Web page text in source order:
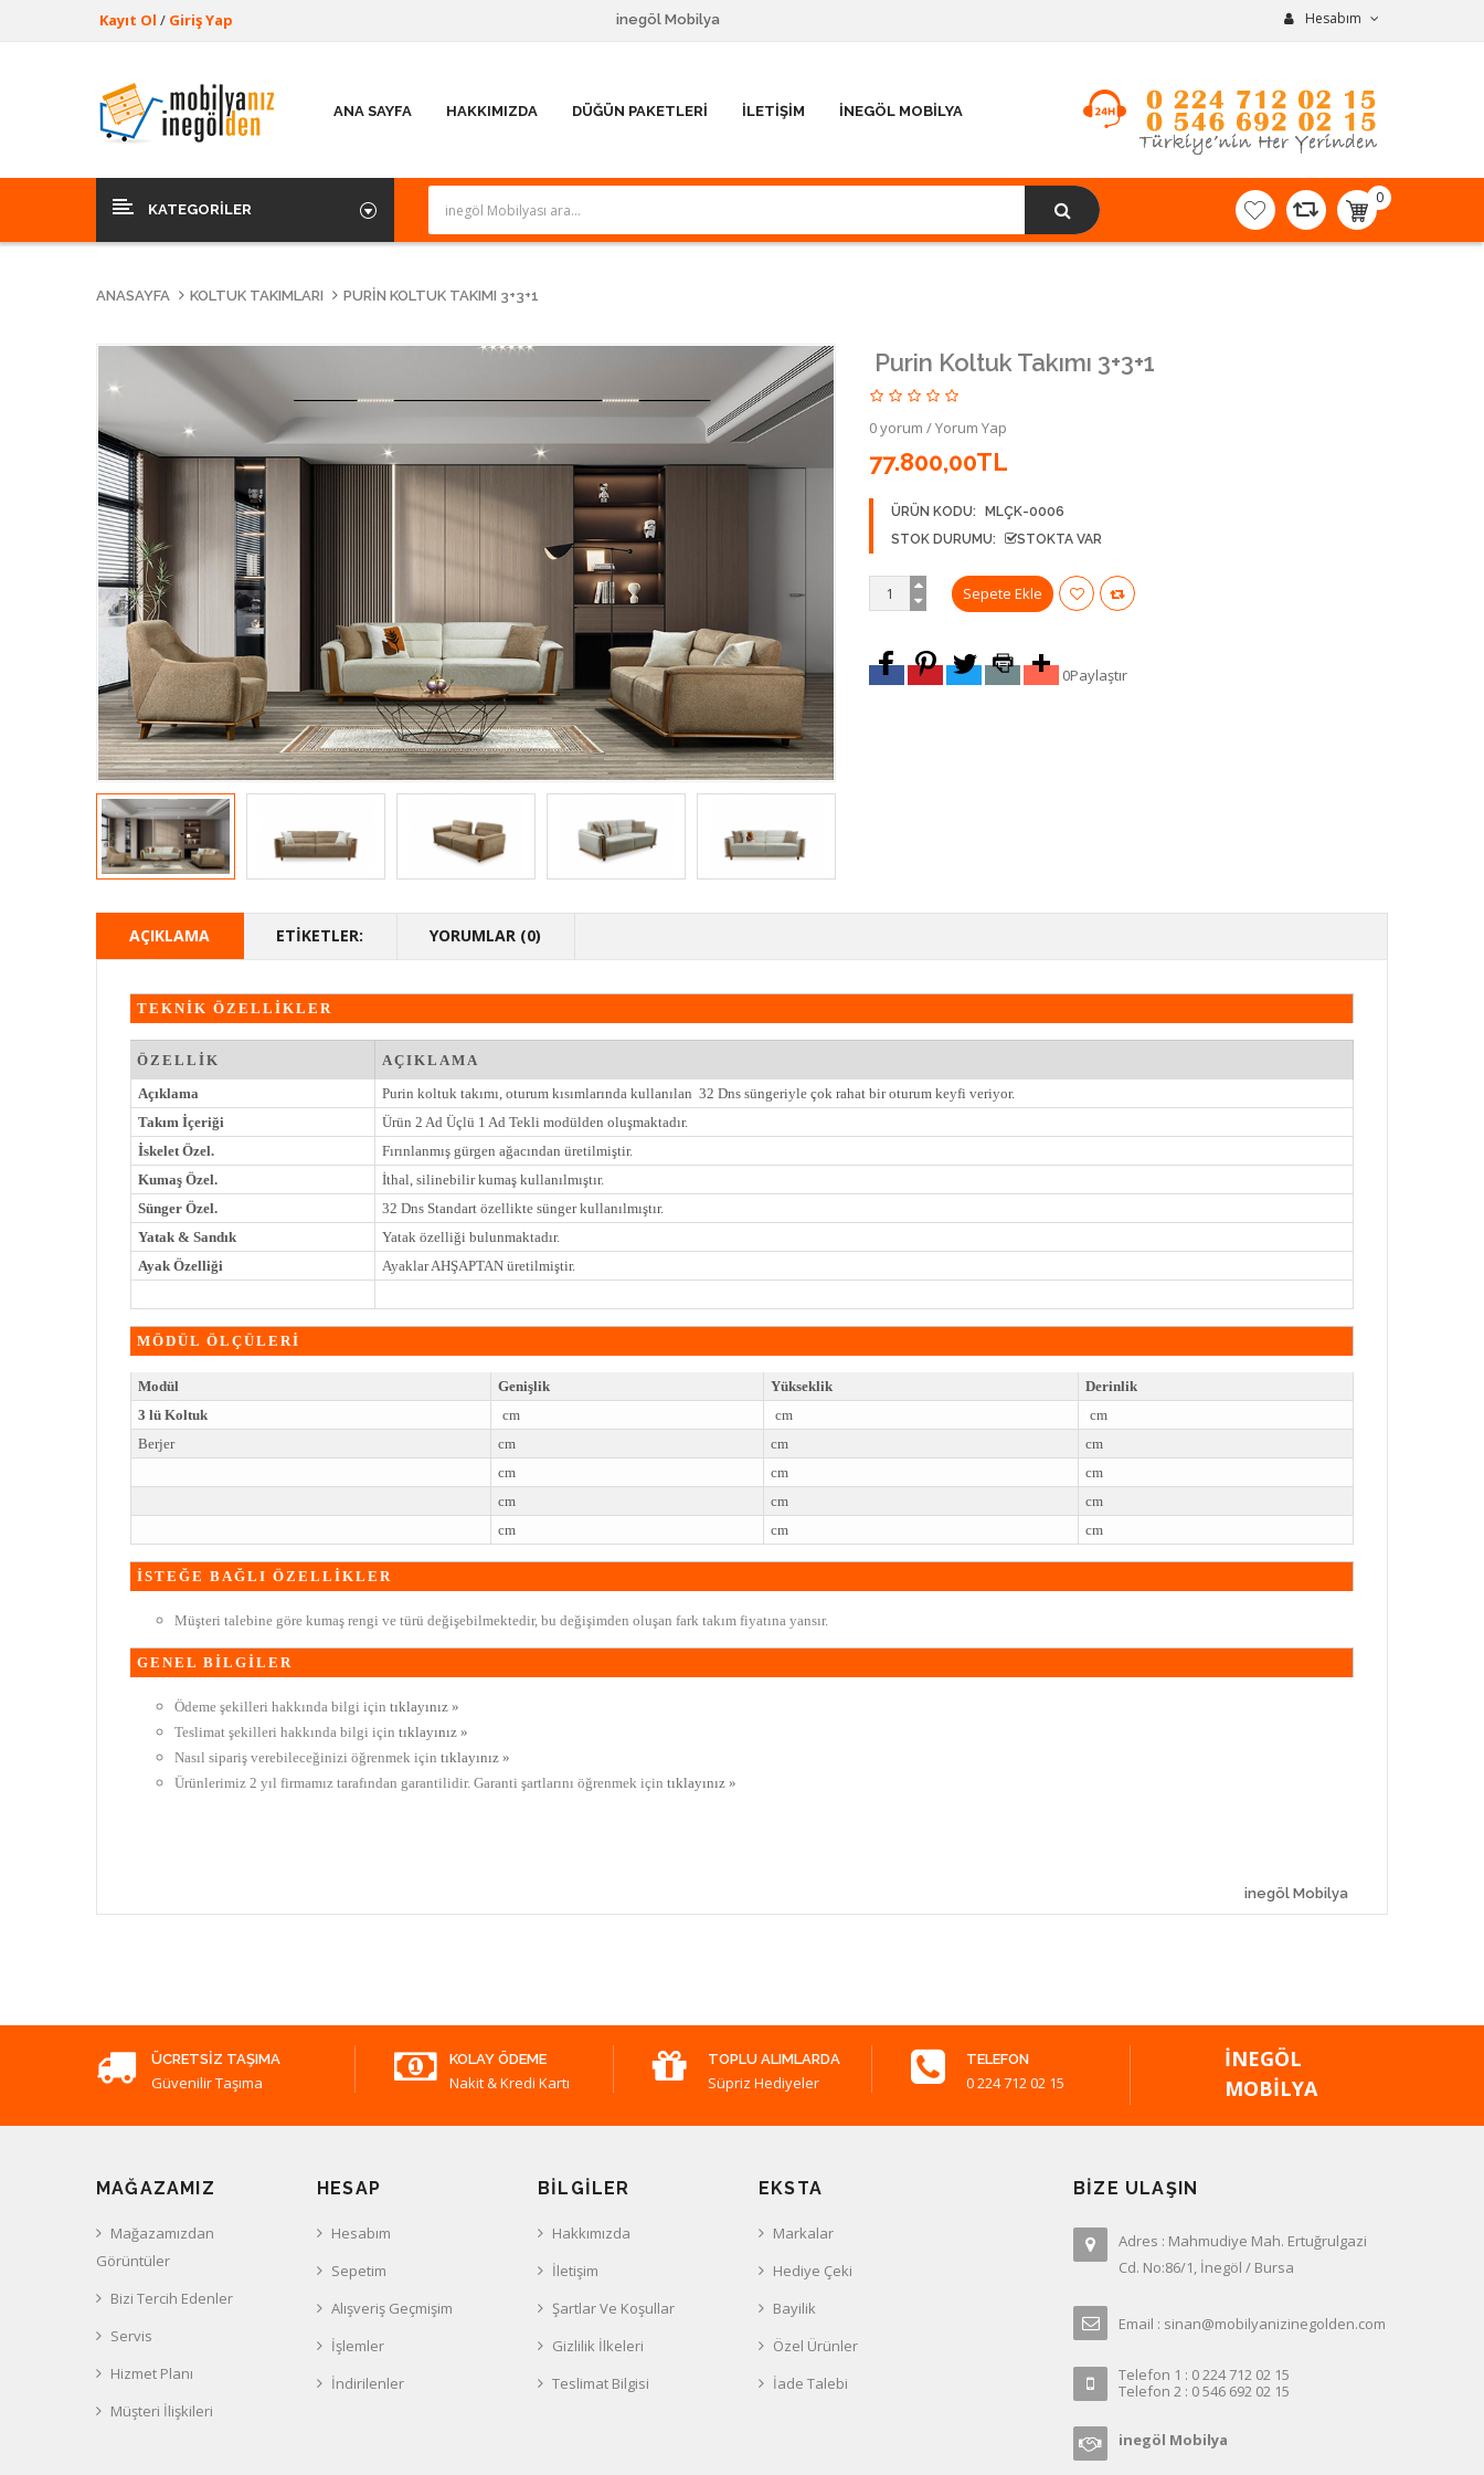
inegöl Mobilya
Kayıt Ol / Giriş Yap Hesabım
ANA SAYFA HAKKIMIZDA DÜĞÜN PAKETLERI İLETIŞIM İNEGÖL MOBILYA
KATEGORILER
0
item(s)
-
ANASAYFA KOLTUK TAKIMLARI PURIN KOLTUK TAKIMI 3+3+1
Purin Koltuk Takımı 3+3+1
0 yorum /Yorum Yap
77.800,00TL
ÜRÜN KODU:
MLÇK-0006
STOK DURUMU:
STOKTA VAR
0Paylaştır
AÇIKLAMA ETIKETLER: YORUMLAR (0)
TEKNİK ÖZELLİKLER
ÖZELLİK
AÇIKLAMA
Açıklama
Purin koltuk takımı, oturum kısımlarında kullanılan 32 Dns süngeriyle çok rahat bir oturum keyfi veriyor.
Takım İçeriği
Ürün 2 Ad Üçlü 1 Ad Tekli modülden oluşmaktadır.
İskelet Özel.
Fırınlanmış gürgen ağacından üretilmiştir.
Kumaş Özel.
İthal, silinebilir kumaş kullanılmıştır.
Sünger Özel.
32 Dns Standart özellikte sünger kullanılmıştır.
Yatak & Sandık
Yatak özelliği bulunmaktadır.
Ayak Özelliği
Ayaklar AHŞAPTAN üretilmiştir.
MÖDÜL ÖLÇÜLERİ
Modül Genişlik Yükseklik
Derinlik
3 lü Koltuk
cm cm
cm
Berjer
cm cm
cm
cm
cm
cm
cm
cm
cm
cm
cm cm
İSTEĞE BAĞLI ÖZELLİKLER
Müşteri talebine göre kumaş rengi ve türü değişebilmektedir, bu değişimden oluşan fark takım fiyatına yansır.
GENEL BİLGİLER
Ödeme şekilleri hakkında bilgi için tıklayınız »
Teslimat şekilleri hakkında bilgi için tıklayınız »
Nasıl sipariş verebileceğinizi öğrenmek için tıklayınız »
Ürünlerimiz 2 yıl firmamız tarafından garantilidir. Garanti şartlarını öğrenmek için tıklayınız »
inegöl Mobilya
ÜCRETSIZ TAŞIMA
Güvenilir Taşıma
KOLAY ÖDEME
Nakit & Kredi Kartı
TOPLU ALIMLARDA
Süpriz Hediyeler
TELEFON
0 224 712 02 15
İNEGÖL
MOBILYA
MAĞAZAMIZ
Mağazamızdan
Görüntüler
Bizi Tercih Edenler
Servis
Hizmet Planı
Müşteri İlişkileri
HESAP
Hesabım
Sepetim
Alışveriş Geçmişim
İşlemler
İndirilenler
BILGILER
Hakkımızda
İletişim
Şartlar Ve Koşullar
Gizlilik İlkeleri
Teslimat Bilgisi
EKSTA
Markalar
Hediye Çeki
Bayilik
Özel Ürünler
İade Talebi
BIZE ULAŞIN
Adres : Mahmudiye Mah. Ertuğrulgazi
Cd. No:86/1, İnegöl / Bursa
Email : sinan@mobilyanizinegolden.com
Telefon 1 : 0 224 712 02 15
Telefon 2 : 0 546 692 02 15
inegöl Mobilya